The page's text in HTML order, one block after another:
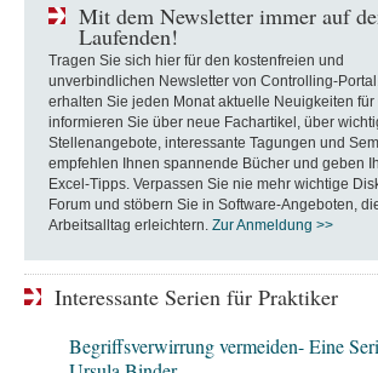
Mit dem Newsletter immer auf
Laufenden!
Tragen Sie sich hier für den kostenfreien und
unverbindlichen Newsletter von Controlling-
erhalten Sie jeden Monat aktuelle Neuigkeiten für
informieren Sie über neue Fachartikel, über
Stellenangebote, interessante Tagungen und
empfehlen Ihnen spannende Bücher und geben
Excel-Tipps. Verpassen Sie nie mehr wichtige
Forum und stöbern Sie in Software-Angeboten,
Arbeitsalltag erleichtern. Zur Anmeldung >>
Interessante Serien für Praktiker
Begriffsverwirrung vermeiden- Eine